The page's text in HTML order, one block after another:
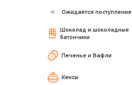
Ожидается поступление
Шоколад и шоколадные
батончики
Печенье и Вафли
Кексы